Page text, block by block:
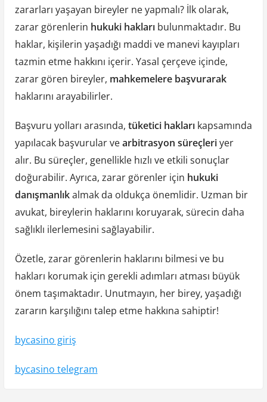
zararları yaşayan bireyler ne yapmalı? İlk olarak,
zarar görenlerin hukuki haklarıbulunmaktadır. Bu
haklar, kişilerin yaşadığı maddi ve manevi kayıpları
tazmin etme hakkını içerir. Yasal çerçeve içinde,
zarar gören bireyler, mahkemelere başvurarak
haklarını arayabilirler.
Başvuru yolları arasında, tüketici haklarıkapsamında
yapılacak başvurular vearbitrasyon süreçleriyer
alır. Bu süreçler, genellikle hızlı ve etkili sonuçlar
doğurabilir. Ayrıca, zarar görenler için hukuki
danışmanlıkalmak da oldukça önemlidir. Uzman bir
avukat, bireylerin haklarını koruyarak, sürecin daha
sağlıklı ilerlemesini sağlayabilir.
Özetle, zarar görenlerin haklarını bilmesi ve bu
hakları korumak için gerekli adımları atması büyük
önem taşımaktadır. Unutmayın, her birey, yaşadığı
zararın karşılığını talep etme hakkına sahiptir!
bycasino giriş
bycasino telegram